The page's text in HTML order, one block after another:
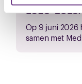
U kunt uw
intrekken via de
het ronde cookie-
pagina.
2026–2028:
Op 9 juni 2026
samen met